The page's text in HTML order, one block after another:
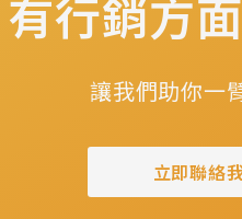
有行銷方
讓我們助你一
立即聯絡